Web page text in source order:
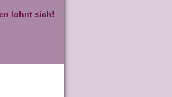
lohnt sich!